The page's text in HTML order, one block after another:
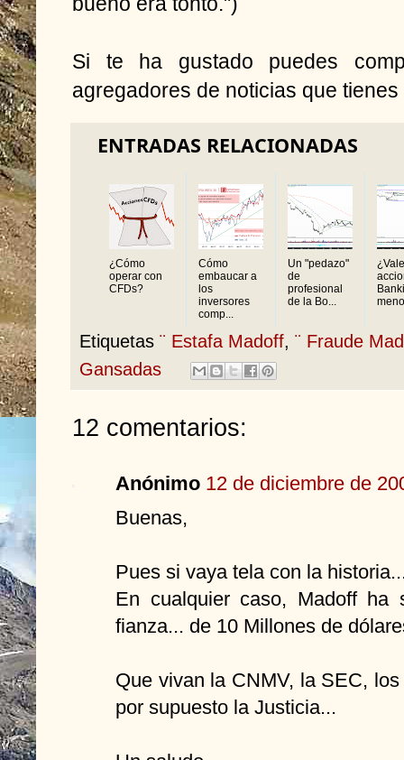
Si te ha gustado puedes
agregadores de noticias que
ENTRADAS RELACIONADAS
¿Cómo
operar con
CFDs?
Cómo
embaucar a
los
inversores
comp...
Un "pedazo"
de
profesional
de la Bo...
Etiquetas ¨ Estafa Madoff, ¨ Fraude
Gansadas
12 comentarios:
Anónimo 12 de diciembre de
Buenas,
Pues si vaya tela con la
En cualquier caso, Madoff ha
fianza... de 10 Millones de
Que vivan la CNMV, la SEC,
por supuesto la Justicia...